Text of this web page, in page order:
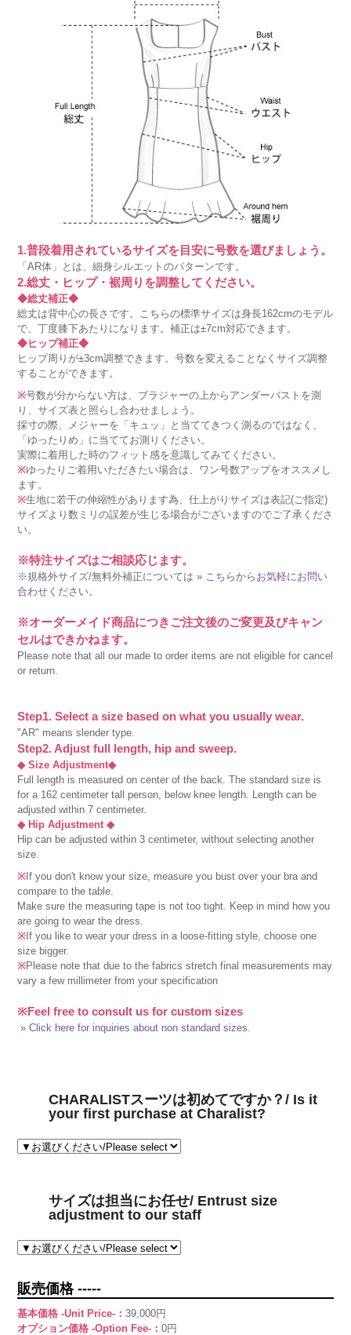
1.普段着用されているサイズを目安に号数を選びましょう。
「AR体」とは、細身シルエットのパターンです。
2.総丈・ヒップ・裾周りを調整してください。
◆総丈補正◆
総丈は背中心の長さです。こちらの標準サイズは身長162cmのモデル
で、丁度膝下あたりになります。補正は±7cm対応できます。
◆ヒップ補正◆
ヒップ周りが±3cm調整できます。号数を変えることなくサイズ調整
することができます。
※号数が分からない方は、ブラジャーの上からアンダーバストを測
り、サイズ表と照らし合わせましょう。
採寸の際、メジャーを「キュッ」と当ててきつく測るのではなく、
「ゆったりめ」に当ててお測りください。
実際に着用した時のフィット感を意識してみてください。
※ゆったりご着用いただきたい場合は、ワン号数アップをオススメし
ます。
※生地に若干の伸縮性があります為、仕上がりサイズは表記(ご指定)
サイズより数ミリの誤差が生じる場合がございますのでご了承くださ
い。
※特注サイズはご相談応じます。
※規格外サイズ/無料外補正については » こちらからお気軽にお問い
合わせください。
※オーダーメイド商品につきご注文後のご変更及びキャン
セルはできかねます。
Please note that all our made to order items are not eligible for cancel
or return.
Step1. Select a size based on what you usually wear.
"AR" means slender type.
Step2. Adjust full length, hip and sweep.
◆ Size Adjustment◆
Full length is measured on center of the back. The standard size is
for a 162 centimeter tall person, below knee length. Length can be
adjusted within 7 centimeter.
◆ Hip Adjustment ◆
Hip can be adjusted within 3 centimeter, without selecting another
size.
※ If you don't know your size, measure you bust over your bra and
compare to the table.
Make sure the measuring tape is not too tight. Keep in mind how you
are going to wear the dress.
※ If you like to wear your dress in a loose-fitting style, choose one
size bigger.
※Please note that due to the fabrics stretch final measurements may
vary a few millimeter from your specification
※Feel free to consult us for custom sizes
» Click here for inquiries about non standard sizes.
CHARALISTスーツは初めてですか？/ Is it
your first purchase at Charalist?
サイズは担当にお任せ/ Entrust size
adjustment to our staff
販売価格 -----
基本価格 -Unit Price-：39,000円
オプション価格 -Option Fee-：0円